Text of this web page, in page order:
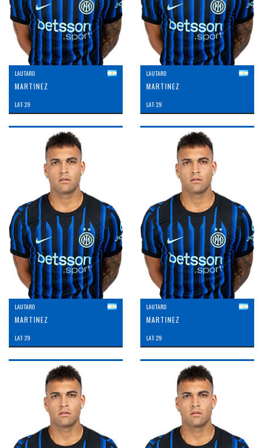
LAUTARO
MARTINEZ
LAT: 29
LAUTARO
MARTINEZ
LAT: 29
LAUTARO
MARTINEZ
LAT: 29
LAUTARO
MARTINEZ
LAT: 29